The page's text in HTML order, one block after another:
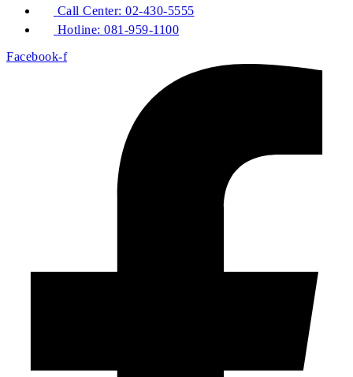
Call Center: 02-430-5555
Hotline: 081-959-1100
Facebook-f